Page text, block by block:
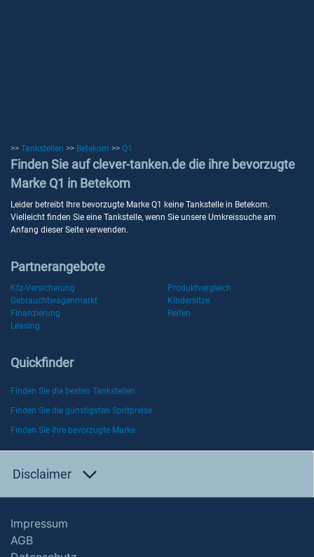
>> Tankstellen >> Betekom >> Q1
Finden Sie auf clever-tanken.de die ihre bevorzugte
Marke Q1 in Betekom
Leider betreibt Ihre bevorzugte Marke Q1 keine Tankstelle in Betekom.
Vielleicht finden Sie eine Tankstelle, wenn Sie unsere Umkreissuche am
Anfang dieser Seite verwenden.
Partnerangebote
Kfz-Versicherung
Produktvergleich
Gebrauchtwagenmarkt
Kindersitze
Finanzierung
Reifen
Leasing
Quickfinder
Finden Sie die besten Tankstellen
Finden Sie die günstigsten Spritpreise
Finden Sie Ihre bevorzugte Marke
Disclaimer
Impressum
AGB